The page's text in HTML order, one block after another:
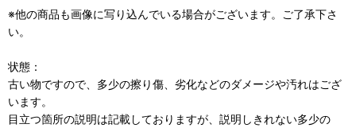
※他の商品も画像に写り込んでいる場合がございます。ご了承下さ
い。
状態：
古い物ですので、多少の擦り傷、劣化などのダメージや汚れはござ
います。
目立つ箇所の説明は記載しておりますが、説明しきれない多少の